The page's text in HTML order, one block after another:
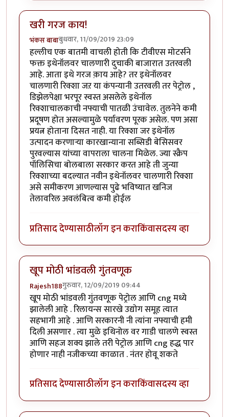
खरी गरज काय!
भंकस बाबाबुधवार, 11/09/2019 23:09
हल्लीच एक बातमी वाचली होती कि टीवीएस मोटर्सने
फक्त इथेनॉलवर चालणारी दुचाकी बाजारात उतरवली
आहे. आता इथे गरज क़ाय आहे? तर इथेनॉलवर
चालणारी रिक्शा जऱ या कंपन्यानी उतरवली तर पेट्रोल ,
डिझेलपेक्षा भरपूर स्वस्त असलेले इथेनॉल
रिक्शाचालकाची नफ्याची पातळी उंचावेल. तुलनेने कमी
प्रदूषण होत असल्यामुळे पर्यावरण पूरक असेल. पण असा
प्रयत्न होताना दिसत नाही. या रिक्शा जर इथेनॉल
उत्पादन करणाऱ्या कारखान्याना सब्सिडी बेसिसवर
पुरवल्यास यांच्या वापराला चालना मिळेल. ज्या स्क्रैप
पॉलिसिचा बोलबाला सरकार करत आहे ती जुन्या
रिक्शाच्या बदल्यात नवीन इथेनॉलवर चालणारी रिक्शा
असे समीकरण आणल्यास पुढे भविष्यात खनिज
तेलावरिल अवलंबित्व कमी होईल
प्रतिसाद देण्यासाठीलॉग इन कराकिंवासदस्य व्हा
खूप मोठी भांडवली गुंतवणूक
Rajesh188गुरुवार, 12/09/2019 09:44
खूप मोठी भांडवली गुंतवणूक पेट्रोल आणि cng मध्ये
झालेली आहे . रिलायन्स सारखे उद्योग समूह त्यात
सहभागी आहे . आणि सरकारनी नी त्यांना नफ्याची हमी
दिली असणार . त्या मुळे इथिनोल वर गाडी चालणे स्वस्त
आणि सहज शक्य झाले तरी पेट्रोल आणि cng हद्ध पार
होणार नाही नजीकच्या काळात . नंतर होवू शकते
प्रतिसाद देण्यासाठीलॉग इन कराकिंवासदस्य व्हा